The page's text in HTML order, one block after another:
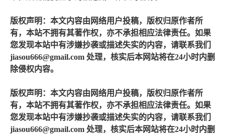
版权声明：本文内容由网络用户投稿，版权归原作者所
有，本站不拥有其著作权，亦不承担相应法律责任。如果
您发现本站中有涉嫌抄袭或描述失实的内容，请联系我们
jiasou666@gmail.com 处理，核实后本网站将在24小时内删
除侵权内容。
版权声明：本文内容由网络用户投稿，版权归原作者所
有，本站不拥有其著作权，亦不承担相应法律责任。如果
您发现本站中有涉嫌抄袭或描述失实的内容，请联系我们
jiasou666@gmail.com 处理，核实后本网站将在24小时内删